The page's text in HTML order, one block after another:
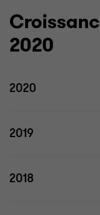
2020
2020
2019
2018